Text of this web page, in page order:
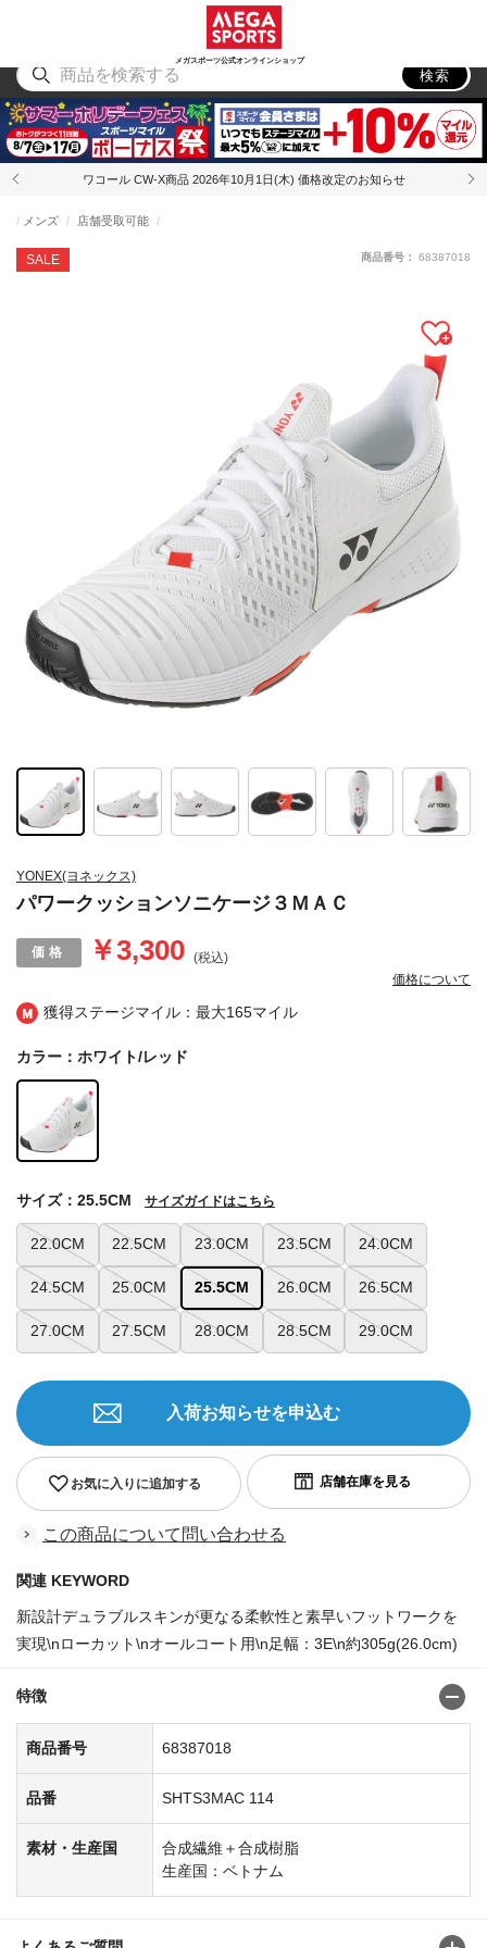
メガスポーツ公式オンラインショップ
アウトドア
検索
ワコール CW-X商品 2026年10月1日(木) 価格改定のお知らせ
獲得ステージマイル：最大165マイル
YONEX(ヨネックス)
パワークッションソニケージ３ＭＡＣ
SALE
メンズ 店舗受取可能
￥3,300 (税込)
価格について
商品番号： 68387018
カラー：ホワイト/レッド
22.0CM 22.5CM 23.0CM 23.5CM 24.0CM
24.5CM 25.0CM 25.5CM 26.0CM 26.5CM
27.0CM 27.5CM 28.0CM 28.5CM 29.0CM
サイズ：25.5CM サイズガイドはこちら
お気に入りに追加する
入荷お知らせを申込む
この商品について問い合わせる
関連 KEYWORD
新設計デュラブルスキンが更なる柔軟性と素早いフットワークを
実現\nローカット\nオールコート用\n足幅：3E\n約305g(26.0cm)
特徴
商品番号 68387018
品番 SHTS3MAC 114
素材・生産国
合成繊維＋合成樹脂
生産国：ベトナム